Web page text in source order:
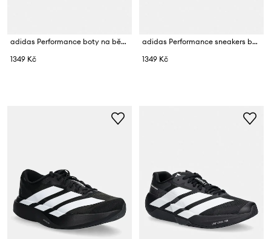
adidas Performance boty na běhání pánské GALAXY 8
1349 Kč
adidas Performance sneakers boty pánské Galaxy 8
1349 Kč